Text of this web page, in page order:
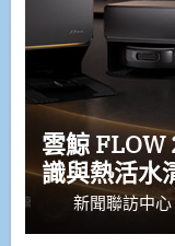
雲鯨 FLOW
識與熱活水
新聞聯訪中心